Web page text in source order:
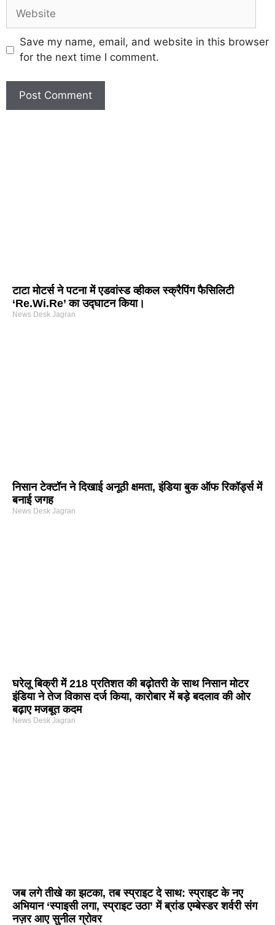
Save my name, email, and website in this browser
for the next time I comment.
टाटा मोटर्स ने पटना में एडवांस्ड व्हीकल स्क्रैपिंग फैसिलिटी
‘Re.Wi.Re’ का उद्घाटन किया।
News Desk Jagran
निसान टेक्टॉन ने दिखाई अनूठी क्षमता, इंडिया बुक ऑफ रिकॉर्ड्स में
बनाई जगह
News Desk Jagran
घरेलू बिक्री में 218 प्रतिशत की बढ़ोतरी के साथ निसान मोटर
इंडिया ने तेज विकास दर्ज किया, कारोबार में बड़े बदलाव की ओर
बढ़ाए मजबूत कदम
News Desk Jagran
जब लगे तीखे का झटका, तब स्प्राइट दे साथ: स्प्राइट के नए
अभियान ‘स्पाइसी लगा, स्प्राइट उठा’ में ब्रांड एम्बेस्डर शर्वरी संग
नज़र आए सुनील ग्रोवर